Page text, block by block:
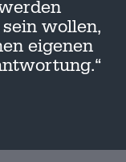
wollen,
eigenen